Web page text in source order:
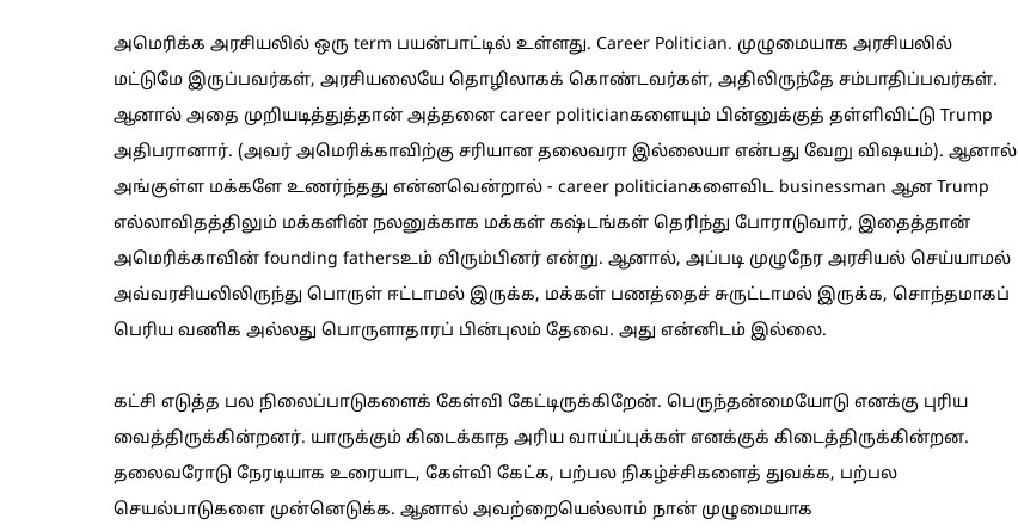
அமெரிக்க அரசியலில் ஒரு term பயன்பாட்டில் உள்ளது. Career Politician. முழுமையாக அரசியலில்
மட்டுமே இருப்பவர்கள், அரசியலையே தொழிலாகக் கொண்டவர்கள், அதிலிருந்தே சம்பாதிப்பவர்கள்.
ஆனால் அதை முறியடித்துத்தான் அத்தனை career politicianகளையும் பின்னுக்குத் தள்ளிவிட்டு Trump
அதிபரானார். (அவர் அமெரிக்காவிற்கு சரியான தலைவரா இல்லையா என்பது வேறு விஷயம்). ஆனால்
அங்குள்ள மக்களே உணர்ந்தது என்னவென்றால் - career politicianகளைவிட businessman ஆன Trump
எல்லாவிதத்திலும் மக்களின் நலனுக்காக மக்கள் கஷ்டங்கள் தெரிந்து போராடுவார், இதைத்தான்
அமெரிக்காவின் founding fathersஉம் விரும்பினர் என்று. ஆனால், அப்படி முழுநேர அரசியல் செய்யாமல்
அவ்வரசியலிலிருந்து பொருள் ஈட்டாமல் இருக்க, மக்கள் பணத்தைச் சுருட்டாமல் இருக்க, சொந்தமாகப்
பெரிய வணிக அல்லது பொருளாதாரப் பின்புலம் தேவை. அது என்னிடம் இல்லை.
கட்சி எடுத்த பல நிலைப்பாடுகளைக் கேள்வி கேட்டிருக்கிறேன். பெருந்தன்மையோடு எனக்கு புரிய
வைத்திருக்கின்றனர். யாருக்கும் கிடைக்காத அரிய வாய்ப்புக்கள் எனக்குக் கிடைத்திருக்கின்றன.
தலைவரோடு நேரடியாக உரையாட, கேள்வி கேட்க, பற்பல நிகழ்ச்சிகளைத் துவக்க, பற்பல
செயல்பாடுகளை முன்னெடுக்க. ஆனால் அவற்றையெல்லாம் நான் முழுமையாக